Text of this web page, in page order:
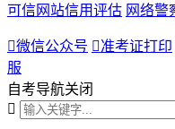
可信网站信用评估 网络警
微信公众号 准考证打印
服
自考导航关闭
